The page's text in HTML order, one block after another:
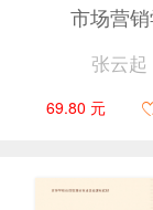
市场营
张云起
69.80 元